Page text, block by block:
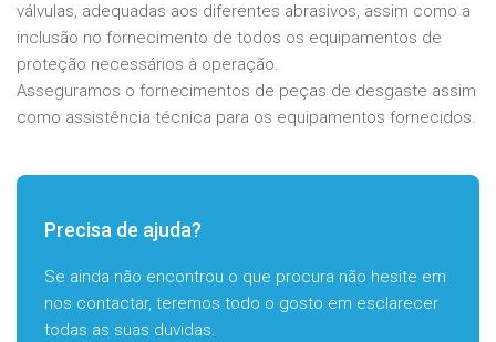
válvulas, adequadas aos diferentes abrasivos, assim como a
inclusão no fornecimento de todos os equipamentos de
proteção necessários à operação.
Asseguramos o fornecimentos de peças de desgaste assim
como assistência técnica para os equipamentos fornecidos.
Precisa de ajuda?
Se ainda não encontrou o que procura não hesite em
nos contactar, teremos todo o gosto em esclarecer
todas as suas duvidas.